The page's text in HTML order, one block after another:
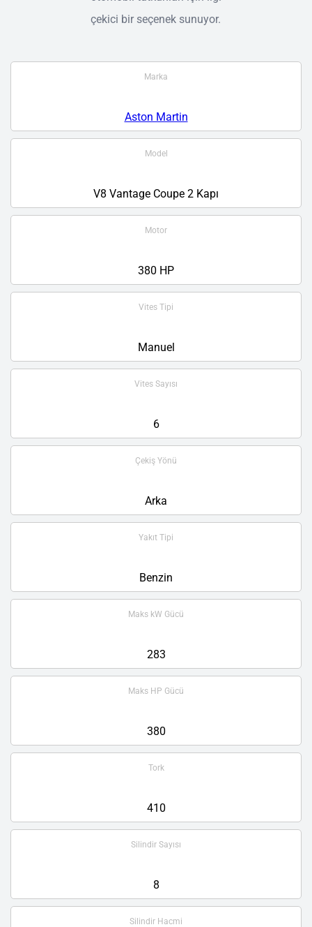
çekici bir seçenek sunuyor.
Marka
Aston Martin
Model
V8 Vantage Coupe 2 Kapı
Motor
380 HP
Vites Tipi
Manuel
Vites Sayısı
6
Çekiş Yönü
Arka
Yakıt Tipi
Benzin
Maks kW Gücü
283
Maks HP Gücü
380
Tork
410
Silindir Sayısı
8
Silindir Hacmi